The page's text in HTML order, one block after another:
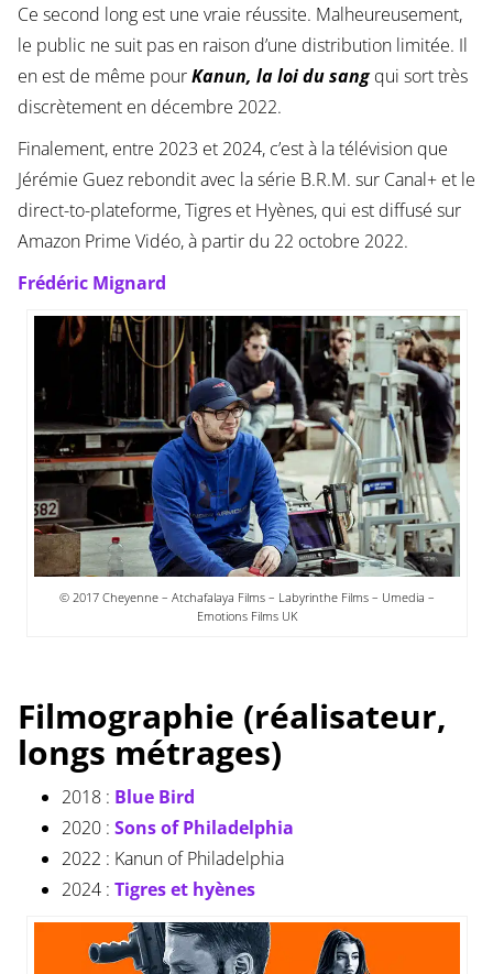
Ce second long est une vraie réussite. Malheureusement,
le public ne suit pas en raison d’une distribution limitée. Il
en est de même pourKanun, la loi du sangqui sort très
discrètement en décembre 2022.
Finalement, entre 2023 et 2024, c’est à la télévision que
Jérémie Guez rebondit avec la série B.R.M. sur Canal+ et le
direct-to-plateforme, Tigres et Hyènes, qui est diffusé sur
Amazon Prime Vidéo, à partir du 22 octobre 2022.
Frédéric Mignard
© 2017 Cheyenne – Atchafalaya Films – Labyrinthe Films – Umedia –
Emotions Films UK
Filmographie (réalisateur,
longs métrages)
2018 : Blue Bird
2020 : Sons of Philadelphia
2022 : Kanun of Philadelphia
2024 : Tigres et hyènes